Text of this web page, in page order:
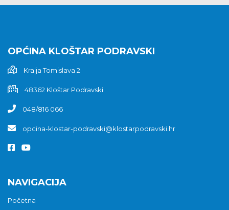
OPĆINA KLOŠTAR PODRAVSKI
Kralja Tomislava 2
48362 Kloštar Podravski
048/816 066
opcina-klostar-podravski@klostarpodravski.hr
NAVIGACIJA
Početna